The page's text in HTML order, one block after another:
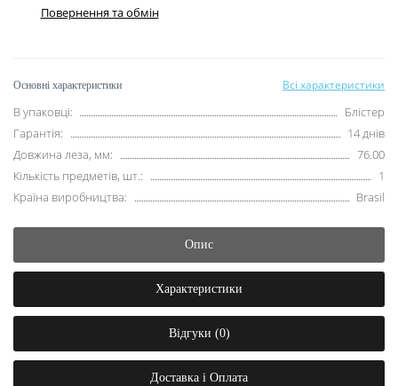
Повернення та обмін
Основні характеристики Всі характеристики
В упаковці:
Блістер
Гарантія:
14 днів
Довжина леза, мм:
76.00
Кількість предметів, шт.:
1
Країна виробництва:
Brasil
Опис
Характеристики
Відгуки (0)
Доставка і Оплата